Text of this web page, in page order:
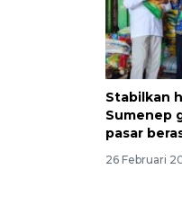
Stabilkan
Sumenep
pasar
26 Februari